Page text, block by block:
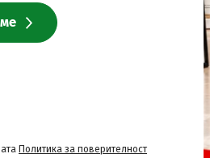
нас
сайт за почивки
Политика за поверителност